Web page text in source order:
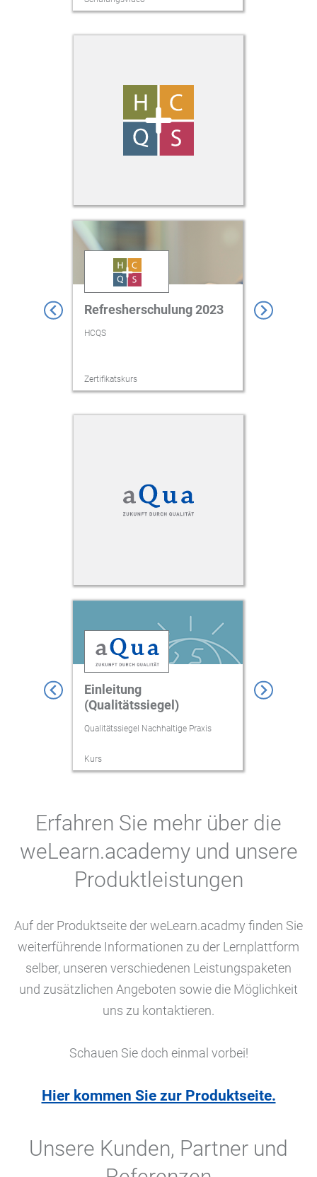
Refresherschulung 2023
HCQS
Zertifikatskurs
SmED
Einleitung
(Qualitätssiegel)
Qualitätssiegel Nachhaltige Praxis
Kurs
Kurs 1:
Erfahren Sie mehr über die
weLearn.academy und unsere
Produktleistungen
Auf der Produktseite der weLearn.acadmy finden Sie
weiterführende Informationen zu der Lernplattform
selber, unseren verschiedenen Leistungspaketen
und zusätzlichen Angeboten sowie die Möglichkeit
uns zu kontaktieren.
Schauen Sie doch einmal vorbei!
Hier kommen Sie zur Produktseite.
Unsere Kunden, Partner und